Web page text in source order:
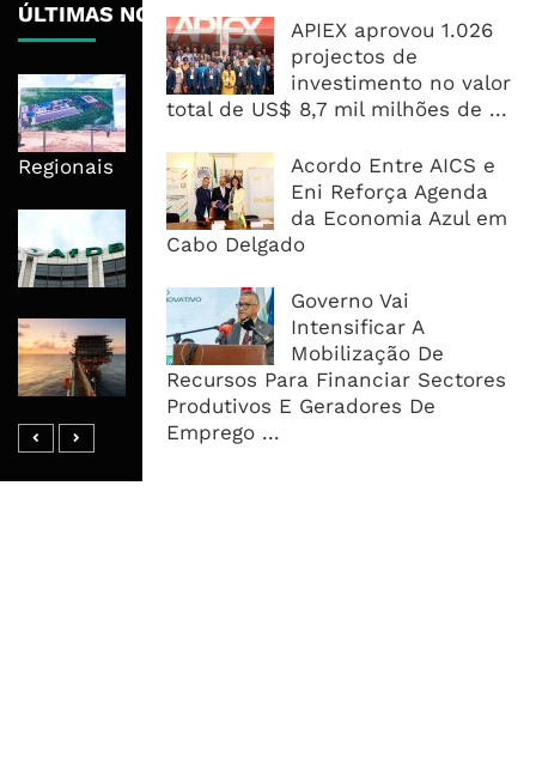
APIEX aprovou 1.026
projectos de
investimento no valor
total de US$ 8,7 mil milhões de ...
Acordo Entre AICS e
Eni Reforça Agenda
da Economia Azul em
Cabo Delgado
Governo Vai
Intensificar A
Mobilização De
Recursos Para Financiar Sectores
Produtivos E Geradores De
Emprego ...
ÚLTIMAS NOTÍCIAS
Nova Capacidade Cimenteira Coloca
Moçambique No Caminho Da Auto-
Regionais
AfDB Aprova US$265 Milhões E
Acelera Ligação Da Zâmbia Ao
Rovuma LNG Avança Com Selecção
De Consórcio EPC Antes Da FID De
2026